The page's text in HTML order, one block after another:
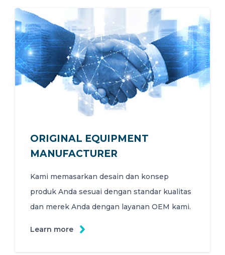
ORIGINAL EQUIPMENT
MANUFACTURER
Kami memasarkan desain dan konsep
produk Anda sesuai dengan standar kualitas
dan merek Anda dengan layanan OEM kami.
Learn more